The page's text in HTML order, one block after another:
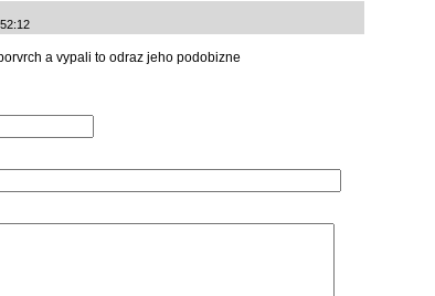
a vypali to odraz jeho podobizne